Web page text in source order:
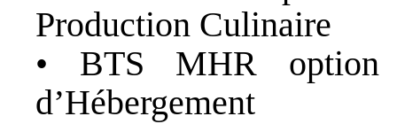
Production Culinaire
• BTS MHR option
d’Hébergement